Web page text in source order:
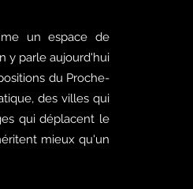
un espace de
y parle aujourd'hui
du Proche-
des villes qui
qui déplacent le
mieux qu'un